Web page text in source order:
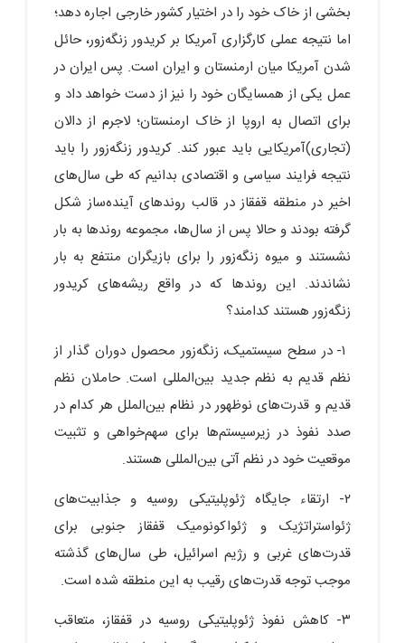
بخشی از خاک خود را در اختیار کشور خارجی اجاره دهد؛
اما نتیجه عملی کارگزاری آمریکا بر کریدور زنگه‌زور، حائل
شدن آمریکا میان ارمنستان و ایران است. پس ایران در
عمل یکی از همسایگان خود را نیز از دست خواهد داد و
برای اتصال به اروپا از خاک ارمنستان؛ لاجرم از دالان
(تجاری)آمریکایی باید عبور کند. کریدور زنگه‌زور را باید
نتیجه فرایند سیاسی و اقتصادی بدانیم که طی سال‌های
اخیر در منطقه قفقاز در قالب روندهای آینده‌ساز شکل
گرفته بودند و حالا پس از سال‌ها، مجموعه روندها به بار
نشستند و میوه زنگه‌زور را برای بازیگران منتفع به بار
نشاندند. این روندها که در واقع ریشه‌های کریدور
زنگه‌زور هستند کدامند؟
١- در سطح سیستمیک، زنگه‌زور محصول دوران گذار از
نظم قدیم به نظم جدید بین‌المللی است. حاملان نظم
قدیم و قدرت‌های نوظهور در نظام بین‌الملل هر کدام در
صدد نفوذ در زیرسیستم‌ها برای سهم‌خواهی و تثبیت
موقعیت خود در نظم آتی بین‌المللی هستند.
٢- ارتقاء جایگاه ژئوپلیتیکی روسیه و جذابیت‌های
ژئواستراتژیک و ژئواکونومیک قفقاز جنوبی برای
قدرت‌های غربی و رژیم اسرائیل، طی سال‌های گذشته
موجب توجه قدرت‌های رقیب به این منطقه شده است.
٣- کاهش نفوذ ژئوپلیتیکی روسیه در قفقاز، متعاقب